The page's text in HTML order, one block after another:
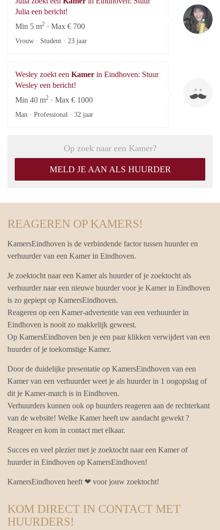
Julia een bericht!
Min 5 m2 · Max € 700
Vrouw · Student · 23 jaar
Wesley zoekt een Kamer in Eindhoven: Stuur
Wesley een bericht!
Min 40 m2 · Max € 1000
Man · Professional · 32 jaar
Op zoek naar een Kamer?
MELD JE AAN ALS HUURDER
REAGEREN OP KAMERS!
KamersEindhoven is de verbindende factor tussen huurder en
verhuurder van een Kamer in Eindhoven.
Je zoektocht naar een Kamer als huurder of je zoektocht als
verhuurder naar een nieuwe huurder voor je Kamer in Eindhoven
is zo gepiept op KamersEindhoven.
Reageren op een Kamer-advertentie van een verhuurder in
Eindhoven is nooit zo makkelijk geweest.
Op KamersEindhoven ben je een paar klikken verwijdert van een
huurder of je toekomstige Kamer.
Door de duidelijke presentatie op KamersEindhoven van een
Kamer van een verhuurder weet je als huurder in 1 oogopslag of
dit je Kamer-match is in Eindhoven.
Verhuurders kunnen ook op huurders reageren aan de rechterkant
van de website! Welke Kamer heeft uw aandacht gewekt ?
Reageer en kom in contact met elkaar.
Succes en veel plezier met je zoektocht naar een Kamer of
huurder in Eindhoven op KamersEindhoven!
KamersEindhoven heeft ❤ voor jouw zoektocht!
KOM DIRECT IN CONTACT MET
HUURDERS!